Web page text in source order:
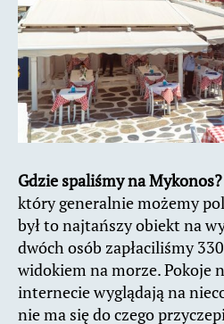
Gdzie spaliśmy na
który generalnie możemy
był to najtańszy obiekt na
dwóch osób zapłaciliśmy
widokiem na morze. Pokoje
internecie wyglądają na
nie ma się do czego